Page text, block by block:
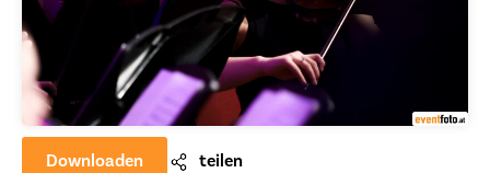
Downloaden teilen